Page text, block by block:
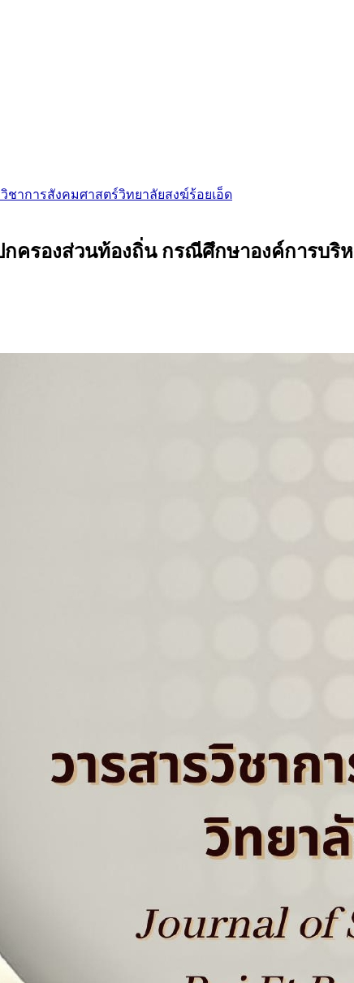
ชาการสังคมศาสตร์วิทยาลัยสงฆ์ร้อยเอ็ด
ครองส่วนท้องถิ่น กรณีศึกษาองค์การบริ